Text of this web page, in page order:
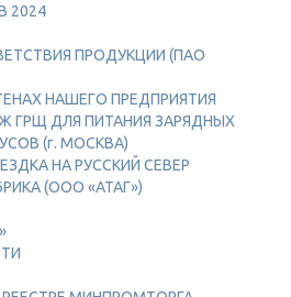
2024
ПРОДУКЦИИ (ПАО
НАШЕГО ПРЕДПРИЯТИЯ
ГРЩ ДЛЯ ПИТАНИЯ ЗАРЯДНЫХ
(г. МОСКВА)
НА РУССКИЙ СЕВЕР
(ООО «АТАГ»)